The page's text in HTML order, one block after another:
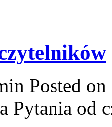
Posted
Pytania od